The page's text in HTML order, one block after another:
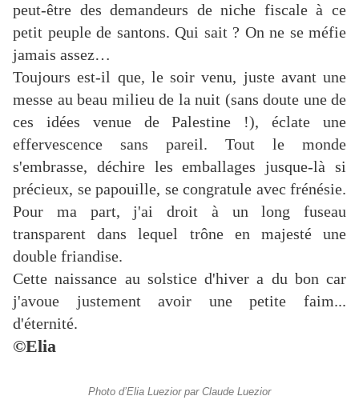
peut-être des demandeurs de niche fiscale à ce
petit peuple de santons. Qui sait ? On ne se méfie
jamais assez…
Toujours est-il que, le soir venu, juste avant une
messe au beau milieu de la nuit (sans doute une de
ces idées venue de Palestine !), éclate une
effervescence sans pareil. Tout le monde
s'embrasse, déchire les emballages jusque-là si
précieux, se papouille, se congratule avec frénésie.
Pour ma part, j'ai droit à un long fuseau
transparent dans lequel trône en majesté une
double friandise.
Cette naissance au solstice d'hiver a du bon car
j'avoue justement avoir une petite faim...
d'éternité.
©Elia
Photo d’Elia Luezior par Claude Luezior